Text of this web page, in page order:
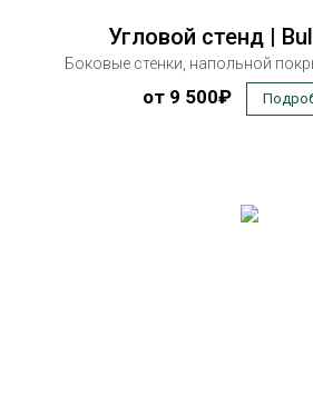
Угловой стенд |
Боковые стенки, напольной
от 9 500₽